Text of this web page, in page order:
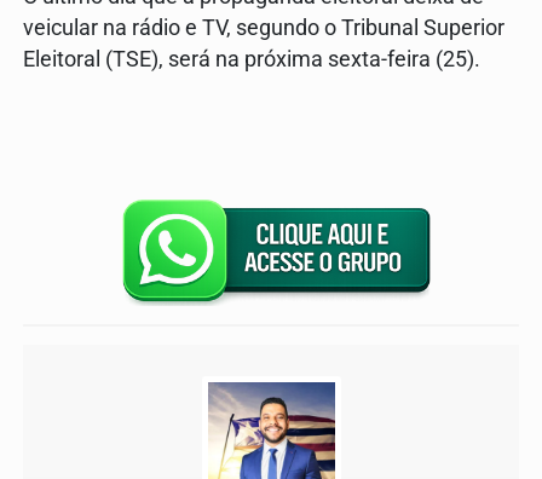
veicular na rádio e TV, segundo o Tribunal Superior
Eleitoral (TSE), será na próxima sexta-feira (25).